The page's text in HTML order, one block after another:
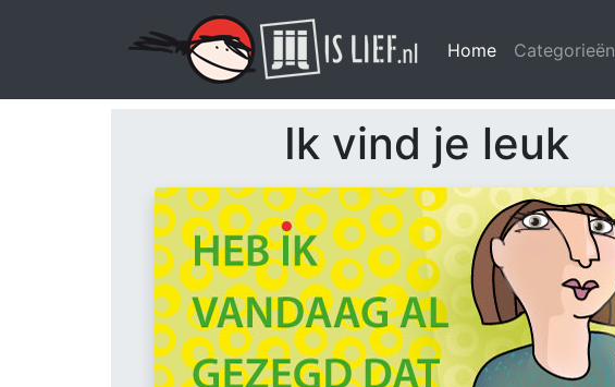
Home (huidige)
Categorieën
Ik vind je leuk